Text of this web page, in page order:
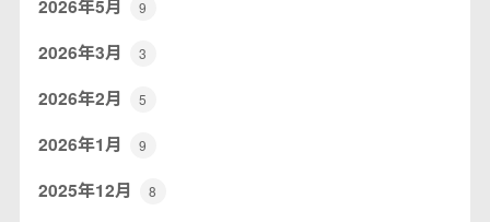
2026年5月 9
2026年3月 3
2026年2月 5
2026年1月 9
2025年12月 8